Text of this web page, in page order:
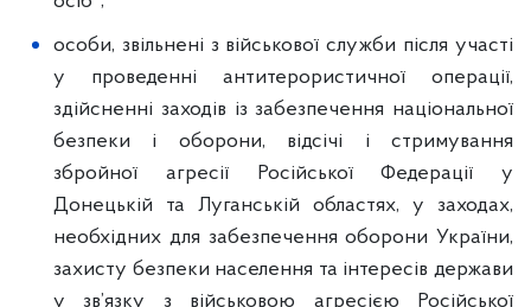
особи, звільнені з військової служби після участі
у проведенні антитерористичної операції,
здійсненні заходів із забезпечення національної
безпеки і оборони, відсічі і стримування
збройної агресії Російської Федерації у
Донецькій та Луганській областях, у заходах,
необхідних для забезпечення оборони України,
захисту безпеки населення та інтересів держави
у зв’язку з військовою агресією Російської